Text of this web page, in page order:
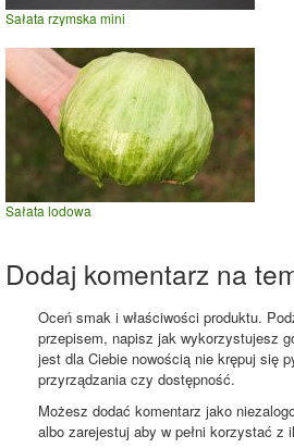
Sałata rzymska mini
Sałata lodowa
Dodaj komentarz na
Oceń smak i właściwości produktu.
przepisem, napisz jak wykorzystujesz
jest dla Ciebie nowością nie krępuj się
przyrządzania czy dostępność.
Możesz dodać komentarz jako
albo zarejestuj aby w pełni korzystać z